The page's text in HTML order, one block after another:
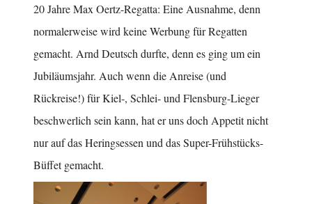
20 Jahre Max Oertz-Regatta: Eine Ausnahme, denn
normalerweise wird keine Werbung für Regatten
gemacht. Arnd Deutsch durfte, denn es ging um ein
Jubiläumsjahr. Auch wenn die Anreise (und
Rückreise!) für Kiel-, Schlei- und Flensburg-Lieger
beschwerlich sein kann, hat er uns doch Appetit nicht
nur auf das Heringsessen und das Super-Frühstücks-
Büffet gemacht.